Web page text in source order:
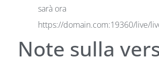
sarà ora
https://domain.com:19360/live/
Note sulla